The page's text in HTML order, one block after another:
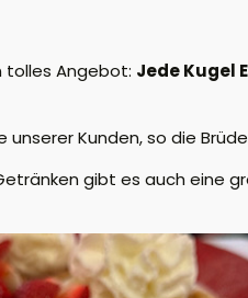
tolles Angebot: Jede Kugel
Kunden, so die
gibt es auch eine